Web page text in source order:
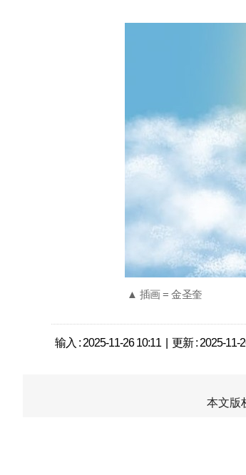
▲ 插画 = 金圣奎
输入 : 2025-11-26 10:11 | 更新 : 2025-11-
本文版